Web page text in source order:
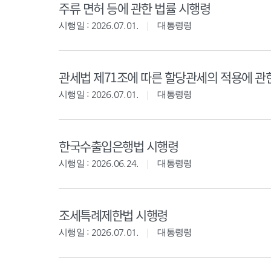
주류 면허 등에 관한 법률 시행령
시행일 : 2026.07.01. 대통령령
관세법 제71조에 따른 할당관세의 적용에 관
시행일 : 2026.07.01. 대통령령
한국수출입은행법 시행령
시행일 : 2026.06.24. 대통령령
조세특례제한법 시행령
시행일 : 2026.07.01. 대통령령